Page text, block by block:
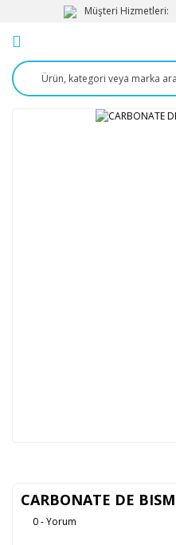
Müşteri Hizmetleri:
CARBONATE DE
0 - Yorum